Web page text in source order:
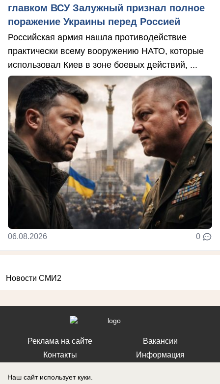
главком ВСУ Залужный признал полное
поражение Украины перед Россией
Российская армия нашла противодействие
практически всему вооружению НАТО, которые
использовал Киев в зоне боевых действий, ...
06.08.2026 0
Новости СМИ2
Реклама на сайте
Контакты
Вакансии
Информация
Наш сайт использует куки.